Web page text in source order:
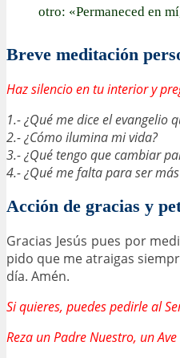
otro: «Permaneced en
Breve meditación
Haz silencio en tu interior y
1.- ¿Qué me dice el evangelio
2.- ¿Cómo ilumina mi vida?
3.- ¿Qué tengo que cambiar
4.- ¿Qué me falta para ser
Acción de gracias y
Gracias Jesús pues por
pido que me atraigas
día. Amén.
Si quieres, puedes pedirle al
Reza un Padre Nuestro, un